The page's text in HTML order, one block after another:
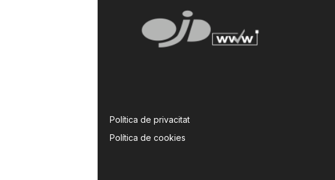
Política de privacitat
Política de cookies